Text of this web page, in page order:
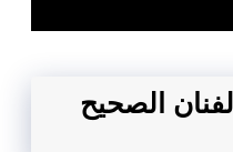
الصحيح